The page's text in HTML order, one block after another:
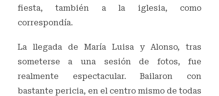
fiesta, también a la iglesia, como
correspondía.
La llegada de María Luisa y Alonso, tras
someterse a una sesión de fotos, fue
realmente espectacular. Bailaron con
bastante pericia, en el centro mismo de todas